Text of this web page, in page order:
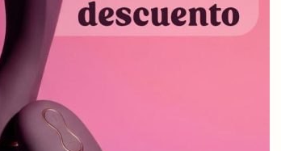
son expedidos el mismo dia siempre y
horas y en días laborables.